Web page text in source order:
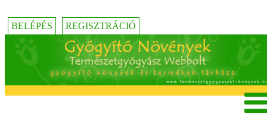
BELÉPÉS REGISZTRÁCIÓ